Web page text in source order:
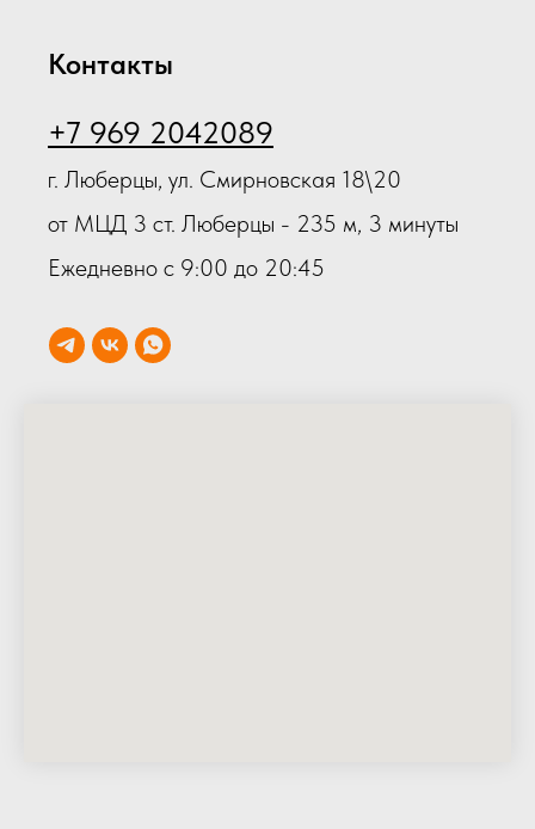
Контакты
+7 969 2042089
г. Люберцы, ул. Смирновская 18\20
от МЦД 3 ст. Люберцы - 235 м, 3 минуты
Ежедневно с 9:00 до 20:45